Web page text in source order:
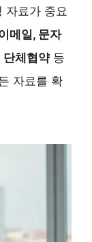
자료가 중요
메일, 문자
단체협약등
자료를 확